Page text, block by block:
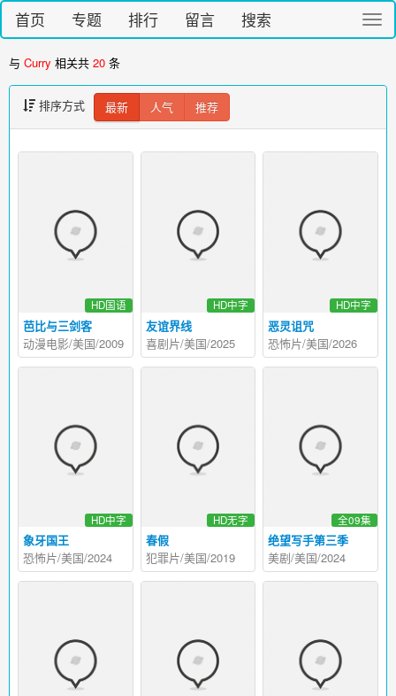
切
换
首页 专题 排行 留言 搜索
与 Curry 相关共 20 条
排序方式 最新 人气 推荐
芭比与三剑客
HD国语
动漫电影/美国/2009
友谊界线
HD中字
喜剧片/美国/2025
恶灵诅咒
HD中字
恐怖片/美国/2026
象牙国王
HD中字
恐怖片/美国/2024
春假
HD无字
犯罪片/美国/2019
绝望写手第三季
全09集
美剧/美国/2024